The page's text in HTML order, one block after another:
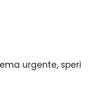
urgente, speri